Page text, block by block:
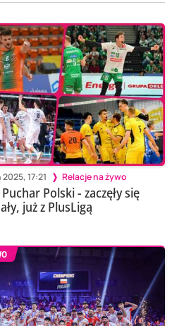
17:21 Relacje na żywo
Polski - zaczęły się
już z PlusLigą